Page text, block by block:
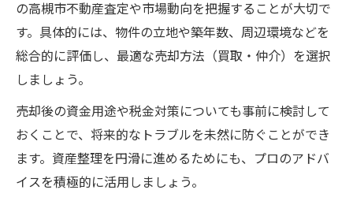
の高槻市不動産査定や市場動向を把握することが大切で
す。具体的には、物件の立地や築年数、周辺環境などを
総合的に評価し、最適な売却方法（買取・仲介）を選択
しましょう。
売却後の資金用途や税金対策についても事前に検討して
おくことで、将来的なトラブルを未然に防ぐことができ
ます。資産整理を円滑に進めるためにも、プロのアドバ
イスを積極的に活用しましょう。